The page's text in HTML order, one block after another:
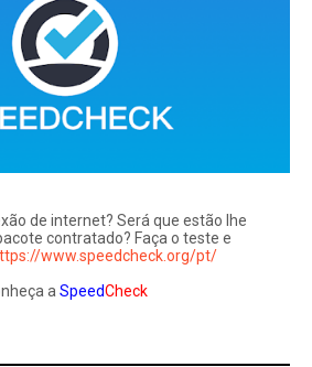
de internet? Será que estão lhe
contratado? Faça o teste e
www.speedcheck.org/pt/
a SpeedCheck